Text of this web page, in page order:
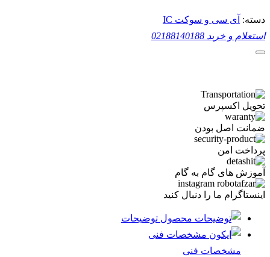
دسته: آی سی و سوکت IC
استعلام و خرید 02188140188
تحویل اکسپرس
ضمانت اصل بودن
پرداخت امن
آموزش های گام به گام
اینستاگرام ما را دنبال کنید
توضیحات
مشخصات فنی